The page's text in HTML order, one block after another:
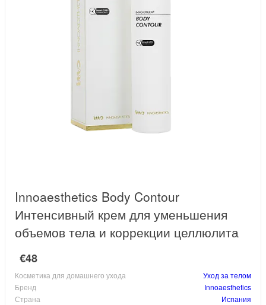
Innoaesthetics Body Contour
Интенсивный крем для уменьшения
объемов тела и коррекции целлюлита
€48
Косметика для домашнего ухода
Уход за телом
Бренд
Innoaesthetics
Страна
Испания